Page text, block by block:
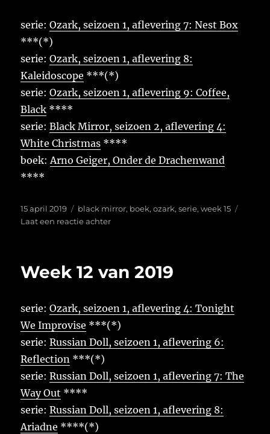
serie:Ozark, seizoen 1, aflevering 7: Nest Box
***(*)
serie:Ozark, seizoen 1, aflevering 8:
Kaleidoscope ***(*)
serie:Ozark, seizoen 1, aflevering 9: Coffee,
Black ****
serie:Black Mirror, seizoen 2, aflevering 4:
White Christmas ****
boek:Arno Geiger, Onder de Drachenwand
****
Geplaatst
op
15 april 2019 Tags
black mirror, boek,ozark,serie,week 15
Laat een reactie achterop
2019
Week 12 van 2019
serie:Ozark, seizoen 1, aflevering 4: Tonight
We Improvise ***(*)
serie:Russian Doll, seizoen 1, aflevering 6:
Reflection ***(*)
serie:Russian Doll, seizoen 1, aflevering 7: The
Way Out ****
serie:Russian Doll, seizoen 1, aflevering 8:
Ariadne ****(*)